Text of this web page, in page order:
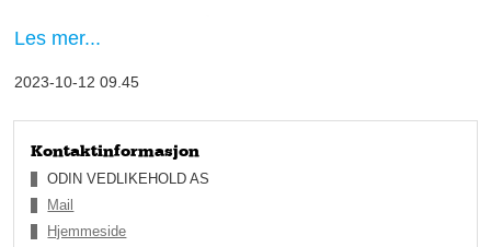
for å trygge husene, så kom rehabilitering av skorsteiner og ny-
huseiere, borettslag og utbyggere, og i dag er vi 10 ansatte,
Les mer...
2023-10-12 09.45
Kontaktinformasjon
ODIN VEDLIKEHOLD AS
Mail
Hjemmeside